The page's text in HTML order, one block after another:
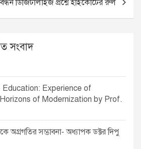
ডিজিটালাইজ প্রশ্নে হাইকোর্টের রুল
সংবাদ
Experience of
of Modernization by Prof.
অগ্রগতির সম্ভাবনা- অধ্যাপক ডক্টর দিপু